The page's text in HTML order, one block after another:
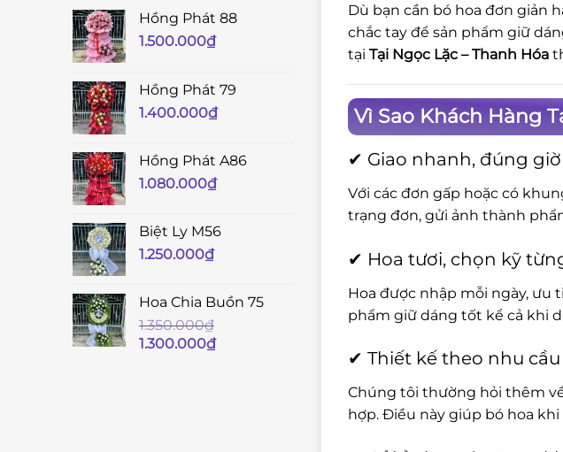
Hồng Phát 88
1.500.000₫
Hồng Phát 79
1.400.000₫
Hồng Phát A86
1.080.000₫
Biệt Ly M56
1.250.000₫
Hoa Chia Buồn 75
1.350.000₫
Giá
1.300.000₫Giá
Dù bạn cần bó hoa đơn giản
chắc tay để sản phẩm giữ
tại Tại Ngọc Lặc – Thanh Hóa
Vì Sao Khách Hàng
✔ Giao nhanh, đúng
Với các đơn gấp hoặc có
trạng đơn, gửi ảnh thành
✔ Hoa tươi, chọn kỹ
Hoa được nhập mỗi ngày, ưu
phẩm giữ dáng tốt kể cả khi
✔ Thiết kế theo nhu
Chúng tôi thường hỏi thêm
hợp. Điều này giúp bó hoa